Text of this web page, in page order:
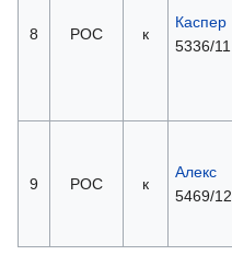
8 РОС к
Каспер
5336/11
9 РОС к
Алекс
5469/12